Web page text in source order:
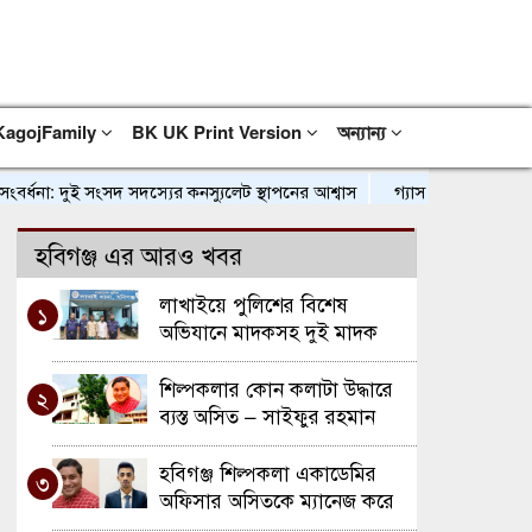
BK UK Print Version অন্যান্য
দুই সংসদ সদস্যের কনস্যুলেট স্থাপনের আশ্বাস গ্যাস সরবরাহে স্বস্তি
হবিগঞ্জ এর আরও খবর
১
লাখাইয়ে পুলিশের বিশেষ
অভিযানে মাদকসহ দুই মাদক
কারবারি গ্রেপ্তার
২
শিল্পকলার কোন কলাটা উদ্ধারে
ব্যস্ত অসিত – সাইফুর রহমান
কায়েস
৩
হবিগঞ্জ শিল্পকলা একাডেমির
অফিসার অসিতকে ম্যানেজ করে